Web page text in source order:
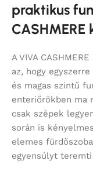
praktikus
A VIVA
az, hogy
és magas szintű
enteriőrökben ma
csak szépek
során is
elemes
egyensúlyt teremti